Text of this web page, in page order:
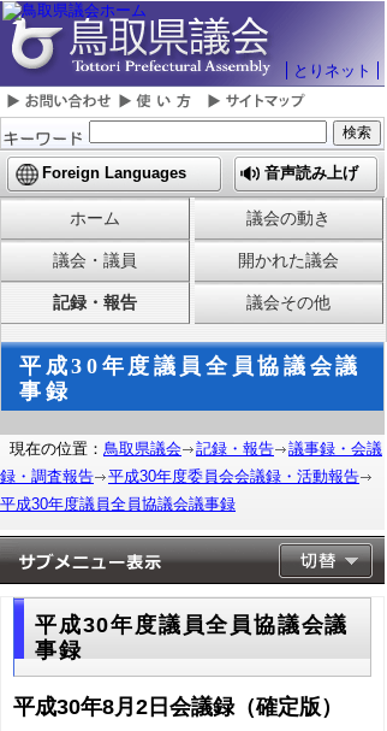
とりネット
Foreign Languages 音声読み上げ
ホーム 議会の動き
議会・議員 開かれた議会
記録・報告 議会その他
平成30年度議員全員協議会議
事録
現在の位置： 鳥取県議会 記録・報告
議事録・会議
録・調査報告
平成30年度委員会会議録・活動報告
平成30年度議員全員協議会議事録
平成30年度議員全員協議会議
事録
平成30年8月2日会議録（確定版）